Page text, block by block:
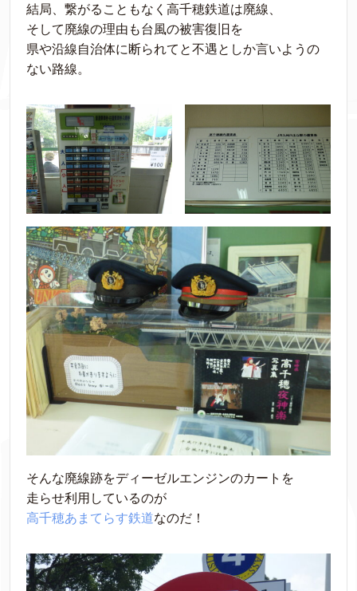
結局、繋がることもなく高千穂鉄道は廃線、
そして廃線の理由も台風の被害復旧を
県や沿線自治体に断られてと不遇としか言いようの
ない路線。
そんな廃線跡をディーゼルエンジンのカートを
走らせ利用しているのが
高千穂あまてらす鉄道なのだ！